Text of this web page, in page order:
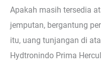
Apakah masih tersedia
jemputan, bergantung
itu, uang tunjangan di
Hydtronindo Prima